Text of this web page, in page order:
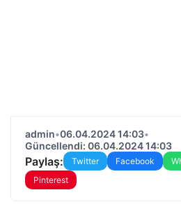
admin•06.04.2024 14:03•
Güncellendi: 06.04.2024 14:03
Paylaş: Twitter Facebook
Pinterest